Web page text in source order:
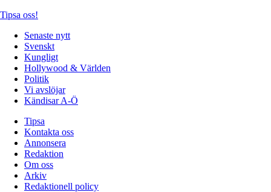
Tipsa oss!
Senaste nytt
Svenskt
Kungligt
Hollywood & Världen
Politik
Vi avslöjar
Kändisar A-Ö
Tipsa
Kontakta oss
Annonsera
Redaktion
Om oss
Arkiv
Redaktionell policy